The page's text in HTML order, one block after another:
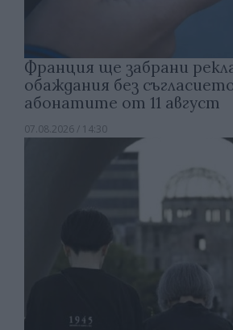
Франция ще забрани
обаждания без
абонатите от 11 август
07.08.2026 / 14:30